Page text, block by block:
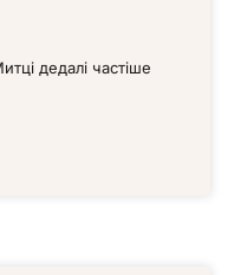
дедалі частіше